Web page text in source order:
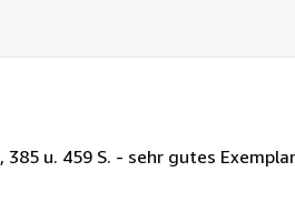
u. 459 S. - sehr gutes